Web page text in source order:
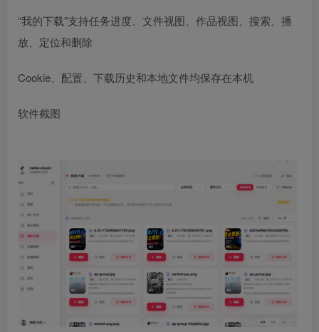
“我的下载”支持任务进度、文件视图、作品视图、搜索、播
放、定位和删除
Cookie、配置、下载历史和本地文件均保存在本机
软件截图